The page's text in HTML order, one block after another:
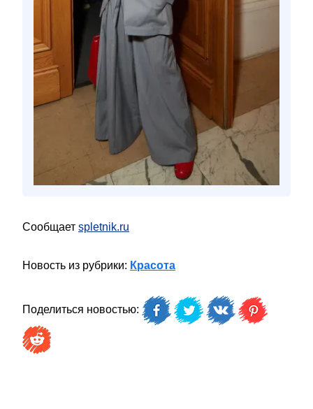
Сообщает spletnik.ru
Новость из рубрики: Красота
Поделиться новостью: